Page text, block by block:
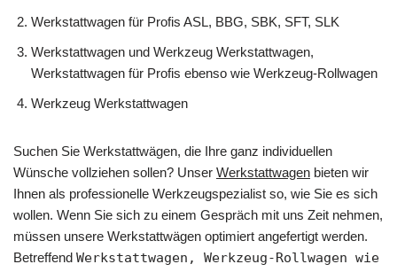
Werkstattwagen für Profis ASL, BBG, SBK, SFT, SLK
Werkstattwagen und Werkzeug Werkstattwagen,
Werkstattwagen für Profis ebenso wie Werkzeug-Rollwagen
Werkzeug Werkstattwagen
Suchen Sie Werkstattwägen, die Ihre ganz individuellen
Wünsche vollziehen sollen? Unser Werkstattwagen bieten wir
Ihnen als professionelle Werkzeugspezialist so, wie Sie es sich
wollen. Wenn Sie sich zu einem Gespräch mit uns Zeit nehmen,
müssen unsere Werkstattwägen optimiert angefertigt werden.
Betreffend Werkstattwagen, Werkzeug-Rollwagen wie